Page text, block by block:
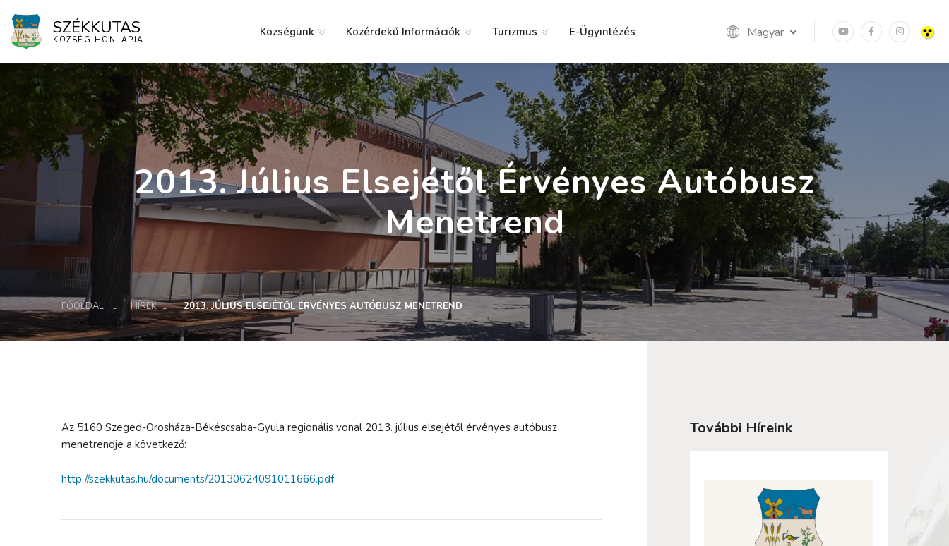
SZÉKKUTAS
KÖZSÉG HONLAPJA Magyar
Községünk Közérdekű Információk Turizmus E-Ügyintézés
Elérhetőség
2013. Július Elsejétől Érvényes Autóbusz
Menetrend
FŐOLDAL HÍREK 2013. JÚLIUS ELSEJÉTŐL ÉRVÉNYES AUTÓBUSZ MENETREND
Az 5160 Szeged-Orosháza-Békéscsaba-Gyula regionális vonal 2013. július elsejétől érvényes autóbusz
menetrendje a következő:
http://szekkutas.hu/documents/20130624091011666.pdf
További Híreink